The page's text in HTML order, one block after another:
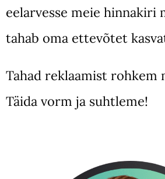
eelarvesse meie hinnakiri
tahab oma ettevõtet
Tahad reklaamist rohkem
Täida vorm ja suhtleme!